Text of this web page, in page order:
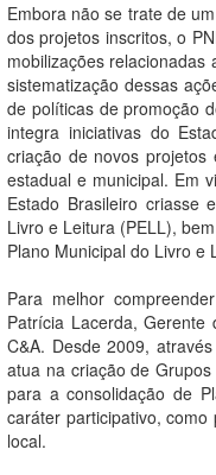
Embora não se trate de
dos projetos inscritos, o
mobilizações
sistematização dessas
de políticas de promoção
integra iniciativas do
criação de novos
estadual e municipal. Em
Estado Brasileiro criasse
Livro e Leitura (PELL),
Plano Municipal do Livro e
Para melhor
Patrícia Lacerda,
C&A. Desde 2009,
atua na criação de
para a consolidação de
caráter participativo,
local.